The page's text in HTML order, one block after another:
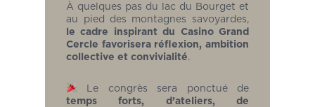
À quelques pas du lac du Bourget et
au pied des montagnes savoyardes,
le cadre inspirant du Casino Grand
Cercle favorisera réflexion, ambition
collective et convivialité.
Le congrès sera ponctué de
temps forts, d’ateliers, de